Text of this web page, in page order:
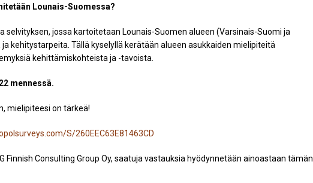
Lounais-Suomessa?
jossa kartoitetaan Lounais-Suomen alueen (Varsinais-Suomi ja
kehitystarpeita. Tällä kyselyllä kerätään alueen asukkaiden mielipiteitä
kehittämiskohteista ja -tavoista.
mennessä.
mielipiteesi on tärkeä!
S/260EEC63E81463CD
Finnish Consulting Group Oy, saatuja vastauksia hyödynnetään ainoastaan tämän